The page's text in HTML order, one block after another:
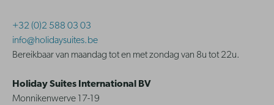
+32 (0)2 588 03 03
info@holidaysuites.be
Bereikbaar van maandag tot en met zondag van 8u tot 22u.
Holiday Suites International BV
Monnikenwerve 17-19